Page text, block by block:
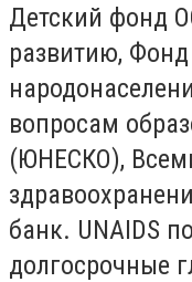
Детский фонд
развитию,
вопросам
(ЮНЕСКО),
банк. UNAIDS
долгосрочные